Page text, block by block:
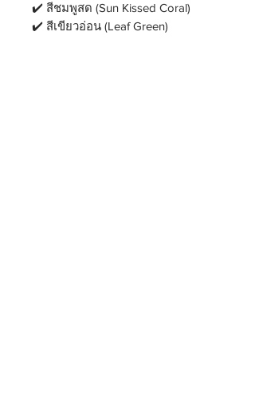
✔️ สีชมพูสด (Sun Kissed Coral)
✔️ สีเขียวอ่อน (Leaf Green)